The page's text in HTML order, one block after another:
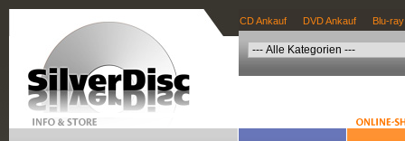
CD Ankauf DVD Ankauf Blu-